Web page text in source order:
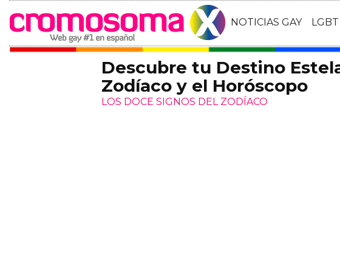
NOTICIAS GAY LGBT
Descubre tu Destino
Zodíaco y el Horóscopo
LOS DOCE SIGNOS DEL ZODÍACO